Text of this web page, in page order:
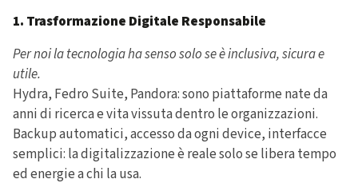
1. Trasformazione Digitale Responsabile
Per noi la tecnologia ha senso solo se è inclusiva, sicura e
utile.
Hydra, Fedro Suite, Pandora: sono piattaforme nate da
anni di ricerca e vita vissuta dentro le organizzazioni.
Backup automatici, accesso da ogni device, interfacce
semplici: la digitalizzazione è reale solo se libera tempo
ed energie a chi la usa.